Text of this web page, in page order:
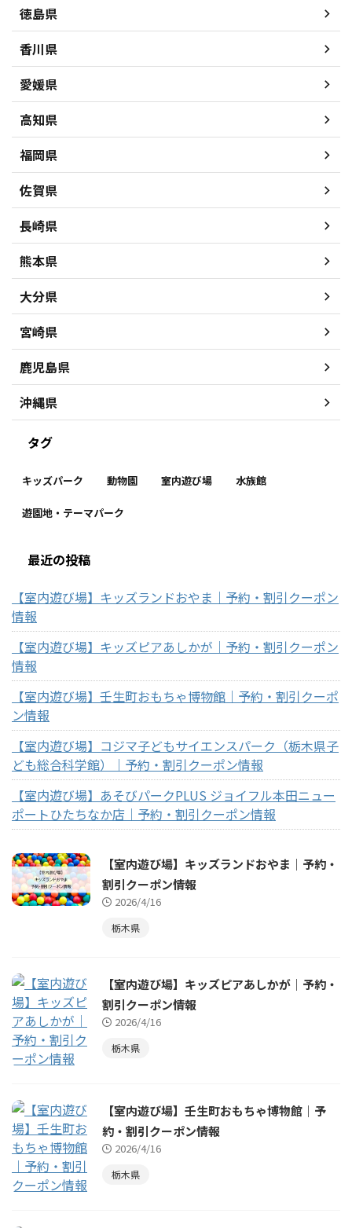
徳島県
香川県
愛媛県
高知県
福岡県
佐賀県
長崎県
熊本県
大分県
宮崎県
鹿児島県
沖縄県
タグ
キッズパーク 動物園 室内遊び場 水族館
遊園地・テーマパーク
最近の投稿
【室内遊び場】キッズランドおやま｜予約・割引クーポン
情報
【室内遊び場】キッズピアあしかが｜予約・割引クーポン
情報
【室内遊び場】壬生町おもちゃ博物館｜予約・割引クーポ
ン情報
【室内遊び場】コジマ子どもサイエンスパーク（栃木県子
ども総合科学館）｜予約・割引クーポン情報
【室内遊び場】あそびパークPLUS ジョイフル本田ニュー
ポートひたちなか店｜予約・割引クーポン情報
【室内遊び場】キッズランドおやま｜予約・
割引クーポン情報
2026/4/16
栃木県
【室内遊び場】キッズピアあしかが｜予約・
割引クーポン情報
2026/4/16
栃木県
【室内遊び場】壬生町おもちゃ博物館｜予
約・割引クーポン情報
2026/4/16
栃木県